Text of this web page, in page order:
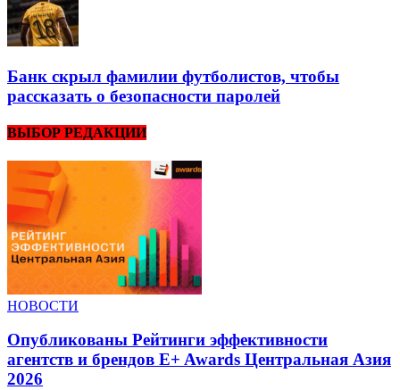
Банк скрыл фамилии футболистов, чтобы
рассказать о безопасности паролей
ВЫБОР РЕДАКЦИИ
НОВОСТИ
Опубликованы Рейтинги эффективности
агентств и брендов E+ Awards Центральная Азия
2026